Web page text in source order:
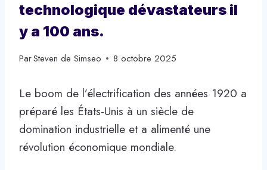
technologique dévastateurs il
y a 100 ans.
ParSteven de Simseo 8 octobre 2025
Le boom de l’électrification des années 1920 a
préparé les États-Unis à un siècle de
domination industrielle et a alimenté une
révolution économique mondiale.